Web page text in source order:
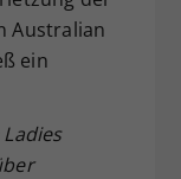
Australian
ein